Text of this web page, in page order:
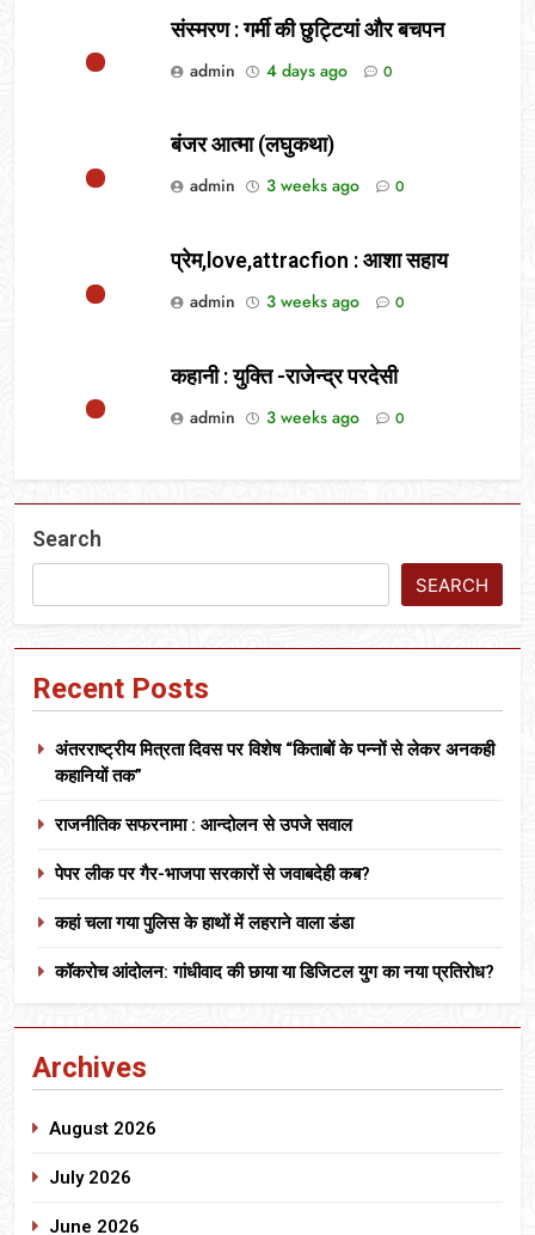
संस्मरण : गर्मी की छुट्टियां और बचपन
admin
4 days ago 0
बंजर आत्मा (लघुकथा)
admin
3 weeks ago 0
प्रेम,love,attracfion : आशा सहाय
admin
3 weeks ago 0
कहानी : युक्ति -राजेन्द्र परदेसी
admin
3 weeks ago 0
Search
SEARCH
Recent Posts
अंतरराष्ट्रीय मित्रता दिवस पर विशेष “किताबों के पन्नों से लेकर अनकही
कहानियों तक”
राजनीतिक सफरनामा : आन्दोलन से उपजे सवाल
पेपर लीक पर गैर-भाजपा सरकारों से जवाबदेही कब?
कहां चला गया पुलिस के हाथों में लहराने वाला डंडा
कॉकरोच आंदोलन: गांधीवाद की छाया या डिजिटल युग का नया प्रतिरोध?
Archives
August 2026
July 2026
June 2026